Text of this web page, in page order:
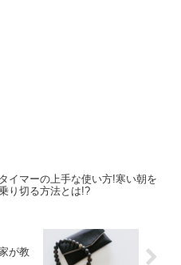
イマーの上手な使い方!寒い朝を
り切る方法とは!?
が教